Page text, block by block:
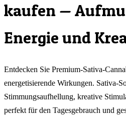
kaufen —
Energie und
Entdecken Sie Premium-Sativa-
energetisierende Wirkungen. Sativa-
Stimmungsaufhellung, kreative
perfekt für den Tagesgebrauch und